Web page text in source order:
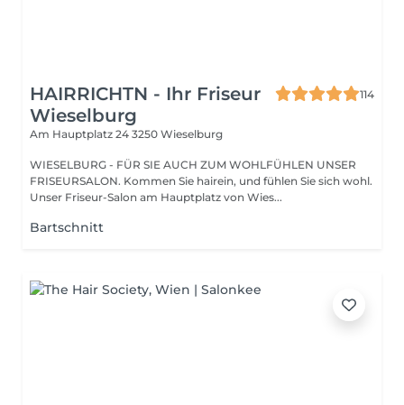
HAIRRICHTN - Ihr Friseur
Wieselburg
114
Am Hauptplatz 24 3250 Wieselburg
WIESELBURG - FÜR SIE AUCH ZUM WOHLFÜHLEN UNSER
FRISEURSALON. Kommen Sie hairein, und fühlen Sie sich wohl.
Unser Friseur-Salon am Hauptplatz von Wies...
Bartschnitt